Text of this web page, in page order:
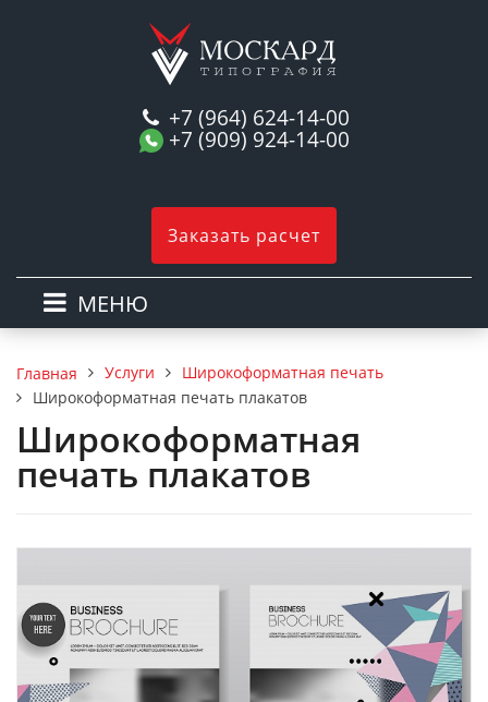
+7 (964) 624-14-00
+7 (909) 924-14-00
Заказать расчет
МЕНЮ
Главная Услуги
Широкоформатная печать
Широкоформатная печать плакатов
Широкоформатная
печать плакатов